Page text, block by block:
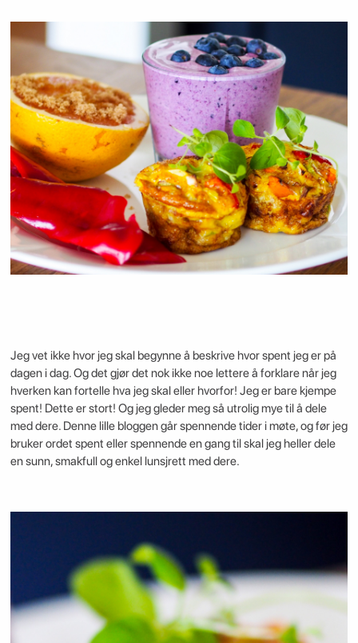
Jeg vet ikke hvor jeg skal begynne å beskrive hvor spent jeg er på
dagen i dag. Og det gjør det nok ikke noe lettere å forklare når jeg
hverken kan fortelle hva jeg skal eller hvorfor! Jeg er bare kjempe
spent! Dette er stort! Og jeg gleder meg så utrolig mye til å dele
med dere. Denne lille bloggen går spennende tider i møte, og før jeg
bruker ordet spent eller spennende en gang til skal jeg heller dele
en sunn, smakfull og enkel lunsjrett med dere.